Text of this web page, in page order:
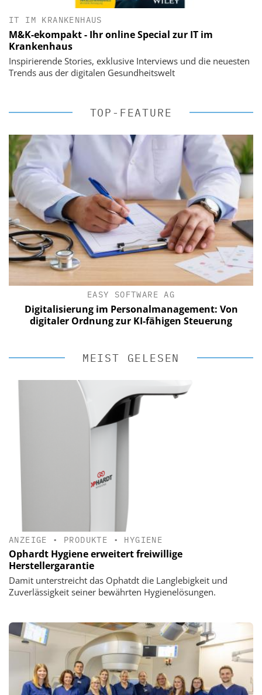
IT IM KRANKENHAUS
M&K-ekompakt - Ihr online Special zur IT im
Krankenhaus
Inspirierende Stories, exklusive Interviews und die neuesten
Trends aus der digitalen Gesundheitswelt
TOP-FEATURE
EASY SOFTWARE AG
Digitalisierung im Personalmanagement: Von
digitaler Ordnung zur KI-fähigen Steuerung
MEIST GELESEN
ANZEIGE • PRODUKTE • HYGIENE
Ophardt Hygiene erweitert freiwillige
Herstellergarantie
Damit unterstreicht das Ophatdt die Langlebigkeit und
Zuverlässigkeit seiner bewährten Hygienelösungen.